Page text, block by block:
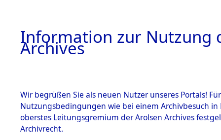
Information zur Nutzung
Archives
Wir begrüßen Sie als neuen Nutzer unseres Portals!
Nutzungsbedingungen wie bei einem Archivbesuch
oberstes Leitungsgremium der Arolsen Archives
Archivrecht.